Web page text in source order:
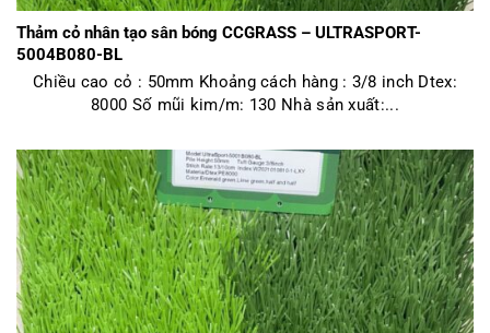
Thảm cỏ nhân tạo sân bóng CCGRASS – ULTRASPORT-
5004B080-BL
Chiều cao cỏ : 50mm Khoảng cách hàng : 3/8 inch Dtex:
8000 Số mũi kim/m: 130 Nhà sản xuất:...